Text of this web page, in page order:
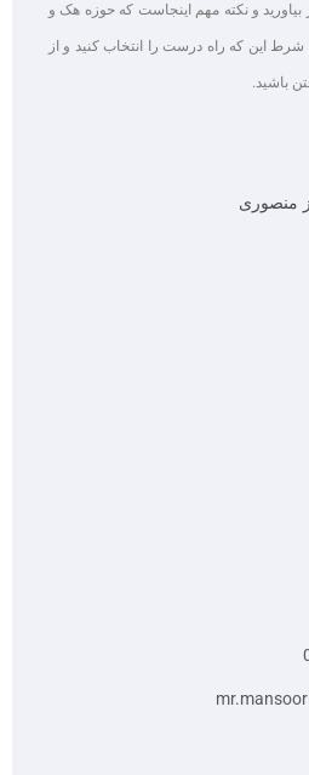
و نکته مهم اینجاست که حوزه هک و
این که راه درست را انتخاب کنید و از
باشید.